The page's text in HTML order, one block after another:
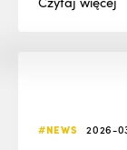
#NEWS 2026-